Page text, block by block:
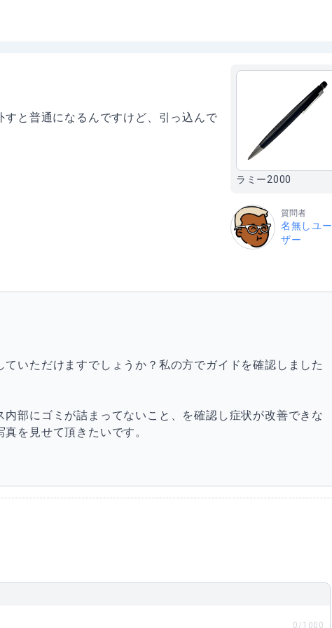
と普通になるんですけど、引っ込んで
ラミー2000
質問者
名無しユー
ザー
いただけますでしょうか？私の方でガイドを確認しました
部にゴミが詰まってないこと、を確認し症状が改善できな
を見せて頂きたいです。
0 /1000